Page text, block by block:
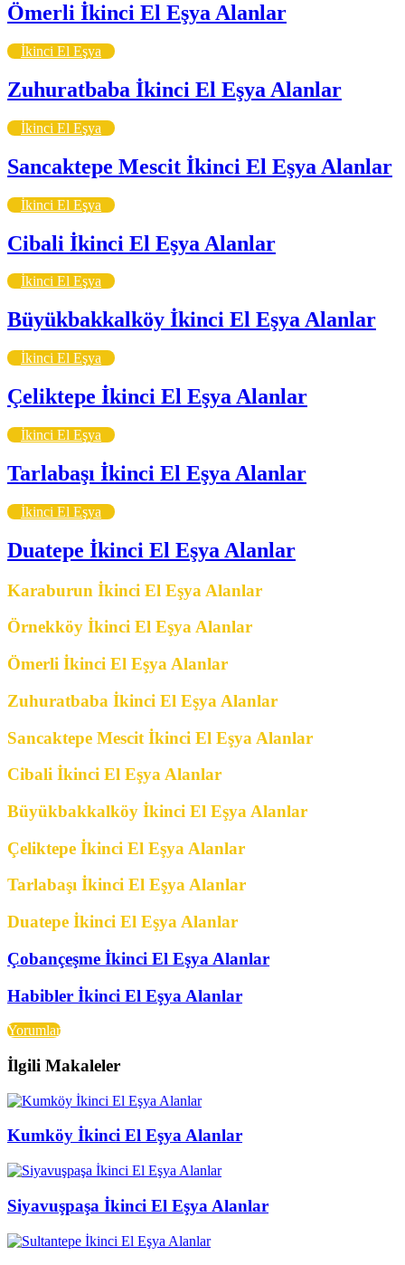
Ömerli İkinci El Eşya Alanlar
İkinci El Eşya
Zuhuratbaba İkinci El Eşya Alanlar
İkinci El Eşya
Sancaktepe Mescit İkinci El Eşya Alanlar
İkinci El Eşya
Cibali İkinci El Eşya Alanlar
İkinci El Eşya
Büyükbakkalköy İkinci El Eşya Alanlar
İkinci El Eşya
Çeliktepe İkinci El Eşya Alanlar
İkinci El Eşya
Tarlabaşı İkinci El Eşya Alanlar
İkinci El Eşya
Duatepe İkinci El Eşya Alanlar
Karaburun İkinci El Eşya Alanlar
Örnekköy İkinci El Eşya Alanlar
Ömerli İkinci El Eşya Alanlar
Zuhuratbaba İkinci El Eşya Alanlar
Sancaktepe Mescit İkinci El Eşya Alanlar
Cibali İkinci El Eşya Alanlar
Büyükbakkalköy İkinci El Eşya Alanlar
Çeliktepe İkinci El Eşya Alanlar
Tarlabaşı İkinci El Eşya Alanlar
Duatepe İkinci El Eşya Alanlar
Çobançeşme İkinci El Eşya Alanlar
Habibler İkinci El Eşya Alanlar
Yorumlar
İlgili Makaleler
Kumköy İkinci El Eşya Alanlar
Siyavuşpaşa İkinci El Eşya Alanlar